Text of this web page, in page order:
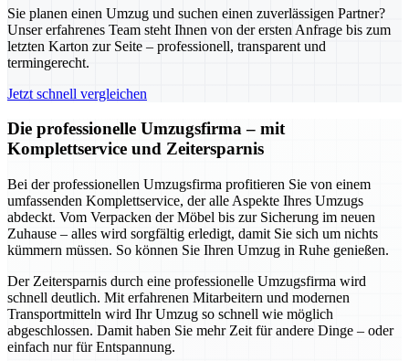
Sie planen einen Umzug und suchen einen zuverlässigen Partner?
Unser erfahrenes Team steht Ihnen von der ersten Anfrage bis zum
letzten Karton zur Seite – professionell, transparent und
termingerecht.
Jetzt schnell vergleichen
Die professionelle Umzugsfirma – mit
Komplettservice und Zeitersparnis
Bei der professionellen Umzugsfirma profitieren Sie von einem
umfassenden Komplettservice, der alle Aspekte Ihres Umzugs
abdeckt. Vom Verpacken der Möbel bis zur Sicherung im neuen
Zuhause – alles wird sorgfältig erledigt, damit Sie sich um nichts
kümmern müssen. So können Sie Ihren Umzug in Ruhe genießen.
Der Zeitersparnis durch eine professionelle Umzugsfirma wird
schnell deutlich. Mit erfahrenen Mitarbeitern und modernen
Transportmitteln wird Ihr Umzug so schnell wie möglich
abgeschlossen. Damit haben Sie mehr Zeit für andere Dinge – oder
einfach nur für Entspannung.